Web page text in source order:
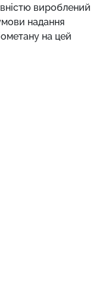
вироблений
надання
на цей